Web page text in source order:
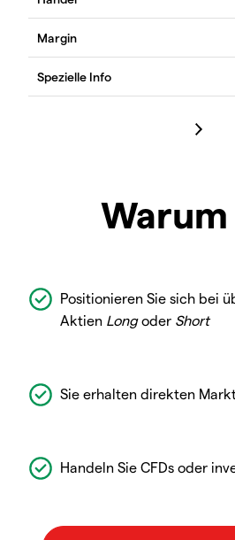
Warum
Positionieren Sie sich bei
Aktien Longoder Short
Sie erhalten direkten
Handeln Sie CFDs oder